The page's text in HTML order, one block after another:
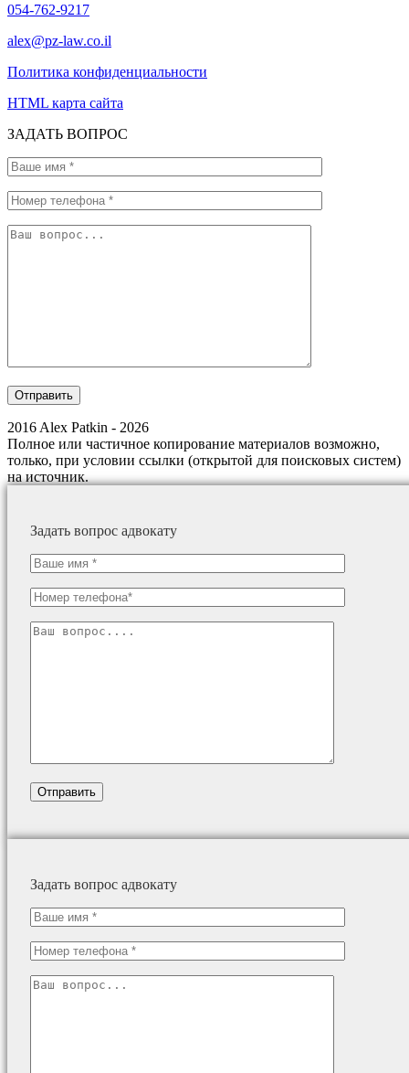
054-762-9217
alex@pz-law.co.il
Политика конфиденциальности
HTML карта сайта
ЗАДАТЬ ВОПРОС
2016 Alex Patkin - 2026
Полное или частичное копирование материалов возможно,
только, при условии ссылки (открытой для поисковых систем)
на источник.
Задать вопрос адвокату
Задать вопрос адвокату